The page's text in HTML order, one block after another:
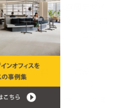
さ」も重視した空間デザイ
やすさにもこだわった空間
生産性の向上だけでなく、
がるでしょう。
境改善に関わるご提案から
ンストップで行っているた
与えることなくオフィス環